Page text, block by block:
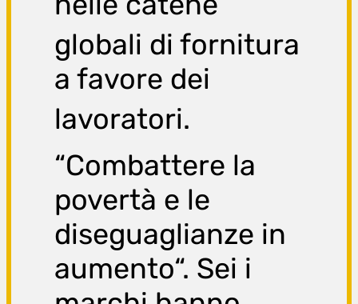
globali di fornitura
a favore dei
lavoratori.
“Combattere la
povertà e le
diseguaglianze in
aumento“. Sei i